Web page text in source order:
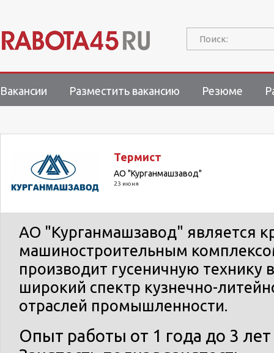
Поиск:
Вакансии Разместить вакансию Резюме
Термист
АО "Курганмашзавод"
23 июня
АО "Курганмашзавод" является
машиностроительным
производит гусеничную технику
широкий спектр кузнечно-
отраслей промышленности.
Опыт работы от 1 года до 3 лет